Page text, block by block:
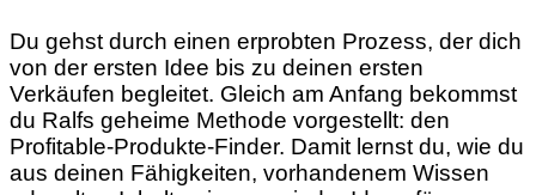
Du gehst durch einen erprobten Prozess, der dich
von der ersten Idee bis zu deinen ersten
Verkäufen begleitet. Gleich am Anfang bekommst
du Ralfs geheime Methode vorgestellt: den
Profitable-Produkte-Finder. Damit lernst du, wie du
aus deinen Fähigkeiten, vorhandenem Wissen